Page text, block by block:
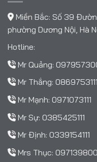
Miền Bắc: Số 39
phường Dương Nội, Hà
Hotline:
Mr Quảng:
Mr Thắng: 0869753111
Mr Mạnh: 0971073111
Mr Sự: 0385425111
Mr Định: 0339154111
Mrs Thục: